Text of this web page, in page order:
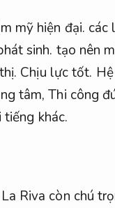
mỹ hiện đại. các
sinh. tạo nên
Chịu lực tốt.
tâm,Thi công
khác.
Riva còn chú